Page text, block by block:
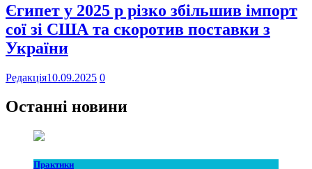
Єгипет у 2025 р різко збільшив імпорт
сої зі США та скоротив поставки з
України
Редакція10.09.2025 0
Останні новини
Практики